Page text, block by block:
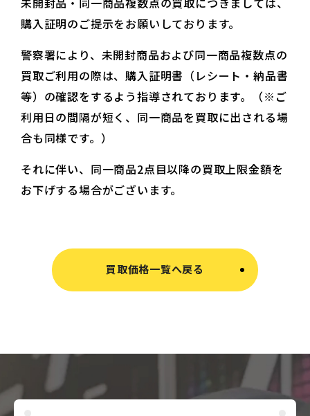
購入証明のご提示をお願いしております。
警察署により、未開封商品および同一商品複数点の
買取ご利用の際は、購入証明書（レシート・納品書
等）の確認をするよう指導されております。（※ご
利用日の間隔が短く、同一商品を買取に出される場
合も同様です。）
それに伴い、同一商品2点目以降の買取上限金額を
お下げする場合がございます。
買取価格一覧へ戻る